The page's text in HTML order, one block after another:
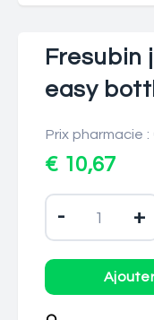
Fresubin
easy
Prix pharmacie :
€ 10,67
- +